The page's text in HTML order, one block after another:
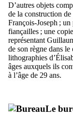
D’autres objets
de la construction de
François-Joseph ;
fiançailles ; une
représentant
de son règne dans le
lithographies
âges auxquels ils
à l’âge de 29 ans.
Le